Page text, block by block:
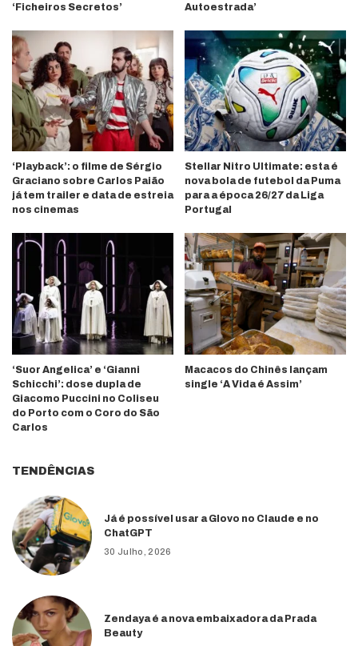
‘Ficheiros Secretos’
Autoestrada’
‘Playback’: o filme de Sérgio
Graciano sobre Carlos Paião
já tem trailer e data de estreia
nos cinemas
Stellar Nitro Ultimate: esta é
nova bola de futebol da Puma
para a época 26/27 da Liga
Portugal
‘Suor Angelica’ e ‘Gianni
Schicchi’: dose dupla de
Giacomo Puccini no Coliseu
do Porto com o Coro do São
Carlos
Macacos do Chinês lançam
single ‘A Vida é Assim’
TENDÊNCIAS
Já é possível usar a Glovo no Claude e no
ChatGPT
30 Julho, 2026
Zendaya é a nova embaixadora da Prada
Beauty